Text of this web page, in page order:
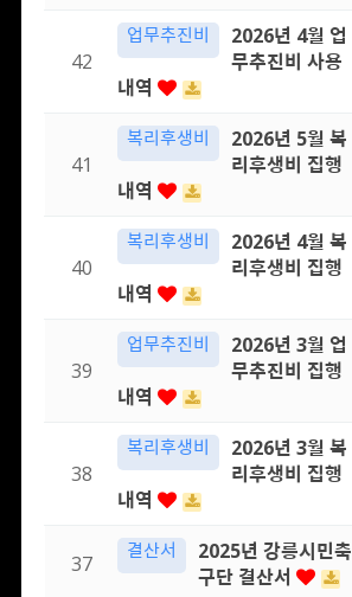
42
업무추진비
2026년 4월 업
무추진비 사용
내역
41
복리후생비
2026년 5월 복
리후생비 집행
내역
40
복리후생비
2026년 4월 복
리후생비 집행
내역
39
업무추진비
2026년 3월 업
무추진비 집행
내역
38
복리후생비
2026년 3월 복
리후생비 집행
내역
37
결산서
2025년 강릉시민축
구단 결산서